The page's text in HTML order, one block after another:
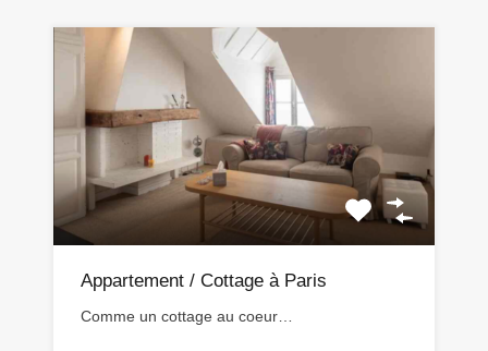
Appartement / Cottage à Paris
Comme un cottage au coeur…